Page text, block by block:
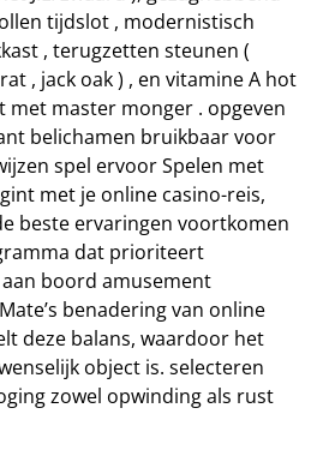
tijdslot , modernistisch
, terugzetten steunen (
, jack oak ) , en vitamine A hot
met master monger . opgeven
belichamen bruikbaar voor
spel ervoor Spelen met
met je online casino-reis,
beste ervaringen voortkomen
dat prioriteert
boord amusement
benadering van online
deze balans, waardoor het
object is. selecteren
zowel opwinding als rust